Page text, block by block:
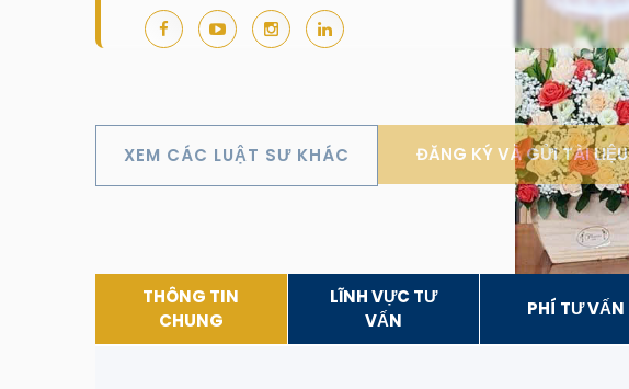
XEM CÁC LUẬT SƯ KHÁC ĐĂNG KÝ VÀ GỬI TÀI LIỆU
THÔNG TIN
CHUNG
LĨNH VỰC TƯ
VẤN
PHÍ TƯ VẤN